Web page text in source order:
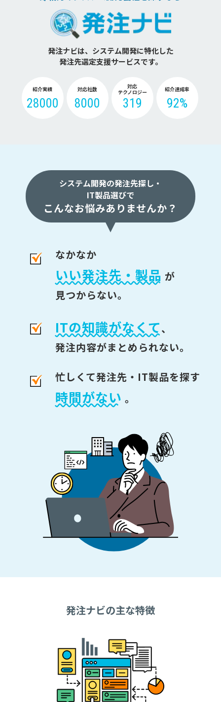
発注ナビは、システム開発に特化した
発注先選定支援サービスです。
紹介実績
28000
対応社数
8000
対応
テクノロジー
319
紹介達成率
92%
システム開発の発注先探し・
IT製品選びで
こんなお悩みありませんか？
なかなか
いい発注先・製品 が
見つからない。
ITの知識がなくて、
発注内容がまとめられない。
忙しくて発注先・IT製品を探す
時間がない 。
発注ナビの主な特徴